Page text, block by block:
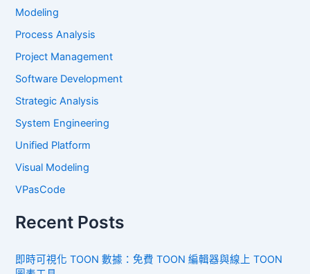
Modeling
Process Analysis
Project Management
Software Development
Strategic Analysis
System Engineering
Unified Platform
Visual Modeling
VPasCode
Recent Posts
即時可視化 TOON 數據：免費 TOON 編輯器與線上 TOON